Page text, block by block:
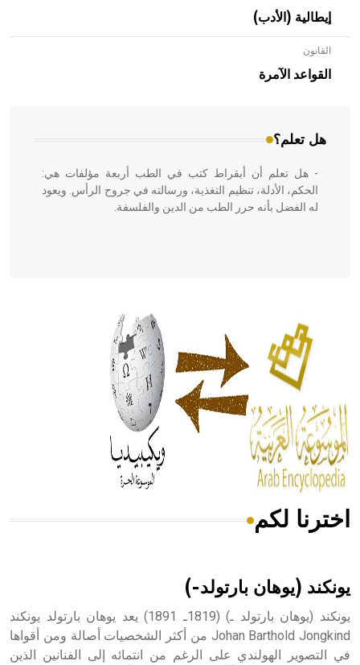
إيطالية (الأدب)
القانون
القواعد الآمرة
هل تعلم؟
- هل تعلم أن الإبل تستطيع البقاء على قيد الحياة حتى لو فقدت
40% من ماء جسمها ويعود ذلك لقدرتها على تغيير درجة حرارة
جسمها تبعاً لتغير درجة حرارة الجو،
- هل تعلم أن أبقراط كتب في الطب أربعة مؤلفات هي:
الحكم، الأدلة، تنظيم التغذية، ورسالته في جروح الرأس. ويعود
له الفضل بأنه حرر الطب من الدين والفلسفة.
من مادة كربونات الكلسيوم، وهو أحمر أو شديد الحمرة وهو
أجود أنواعه، ويمتاز بكبر الحجم ويسمى الش
هل تعلم أن الأبسيد كلمة فرنسية اللفظ تم اعتمادها مصطلحاً
أثرياً يستخدم في العمارة عموماً وفي العمارة الدينية الخاصة
بالكنائس خصوصاً، وفي الإنكليزية أب
- هل تعلم أن الأبجدية الكنعانية تتألف من /22/ علامة كتابية
اخترنا لكم
يونكند (يوهان بارتولد-)
يونكند (يوهان بارتولد ـ) (1819ـ 1891) يعد يوهان بارتولد يونكند
Johan Barthold Jongkind من أكثر الشخصيات أصالة ومن أقواها
في التصوير الهولندي على الرغم من انتمائه إلى الفنانين الذين